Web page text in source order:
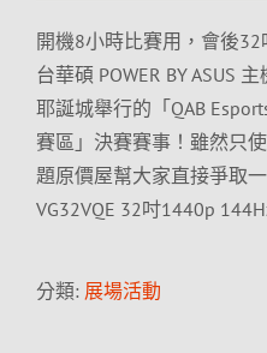
開機8小時比賽用，會後
台華碩 POWER BY ASUS
耶誕城舉行的「QAB
賽區」決賽賽事！雖然只
題原價屋幫大家直接爭取
VG32VQE 32吋1440p
分類: 展場活動